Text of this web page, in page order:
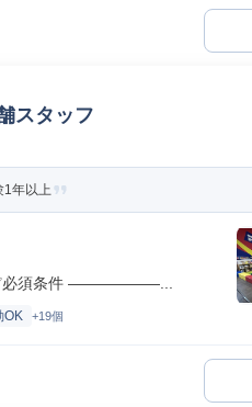
スタッフ
1年以上
✅必須条件 ――――――...
OK +19個